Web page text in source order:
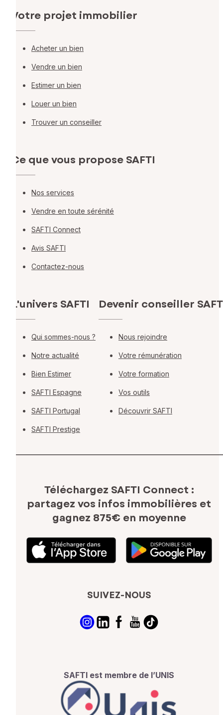
Votre projet immobilier
Acheter un bien
Vendre un bien
Estimer un bien
Louer un bien
Trouver un conseiller
Ce que vous propose SAFTI
Nos services
Vendre en toute sérénité
SAFTI Connect
Avis SAFTI
Contactez-nous
L'univers SAFTI
Qui sommes-nous ?
Notre actualité
Bien Estimer
SAFTI Espagne
SAFTI Portugal
SAFTI Prestige
Devenir conseiller
Nous rejoindre
Votre rémunération
Votre formation
Vos outils
Découvrir SAFTI
Téléchargez SAFTI Connect :
partagez vos infos immobilières et
gagnez 875€ en moyenne
SUIVEZ-NOUS
SAFTI est membre de l’UNIS